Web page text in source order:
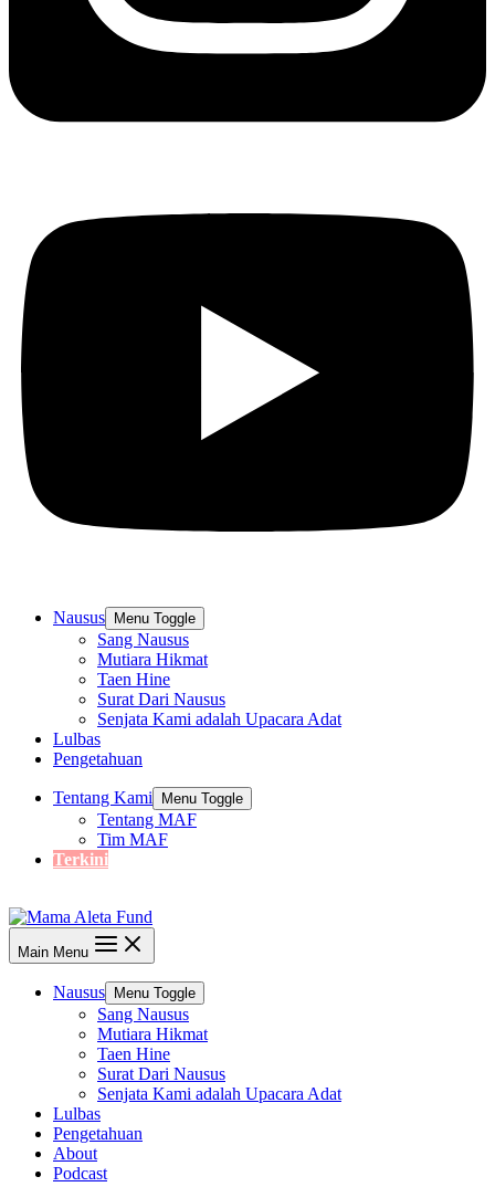
Nausus Menu Toggle
Sang Nausus
Mutiara Hikmat
Taen Hine
Surat Dari Nausus
Senjata Kami adalah Upacara Adat
Lulbas
Pengetahuan
Tentang Kami Menu Toggle
Tentang MAF
Tim MAF
Terkini
Main Menu
Nausus Menu Toggle
Sang Nausus
Mutiara Hikmat
Taen Hine
Surat Dari Nausus
Senjata Kami adalah Upacara Adat
Lulbas
Pengetahuan
About
Podcast